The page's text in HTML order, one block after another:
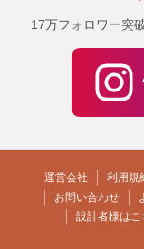
17万フォロワー突
運営会社 利用規
お問い合わせ
設計者様はこ